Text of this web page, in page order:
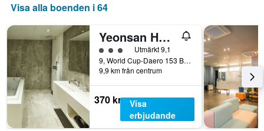
Visa alla boenden i 64
Yeonsan Hound Hotel
Klasskategori: 3
Utmärkt 9,1
9, World Cup-Daero 153 Beon-Gil, Pusan, Sydkorea
9,9 km från centrum
370 kr
Visa
erbjudande